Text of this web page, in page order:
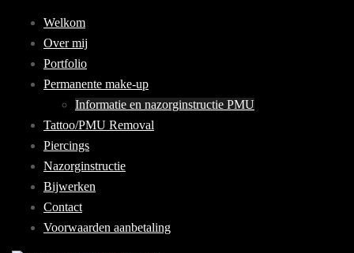
inhoud
Welkom
Over mij
Portfolio
Permanente make-up
Informatie en nazorginstructie PMU
Tattoo/PMU Removal
Piercings
Nazorginstructie
Bijwerken
Contact
Voorwaarden aanbetaling